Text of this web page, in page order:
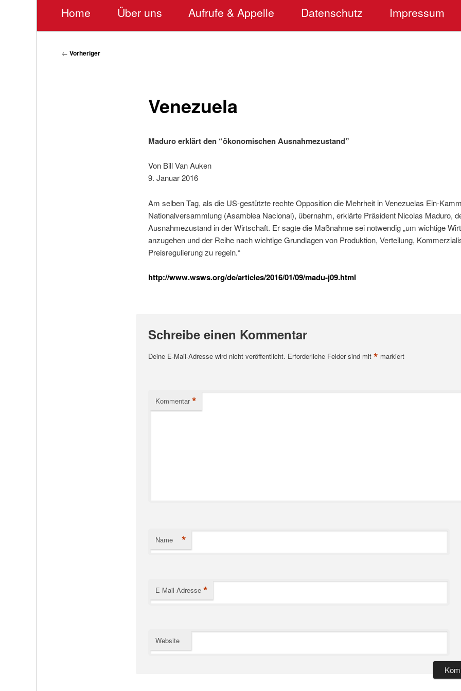
Home Über uns Aufrufe & Appelle Datenschutz Impressum
Beitragsnavigation
← Vorheriger
Venezuela
Maduro erklärt den “ökonomischen Ausnahmezustand”
Von Bill Van Auken
9. Januar 2016
Am selben Tag, als die US-gestützte rechte Opposition die Mehrheit in Venezuelas Ein-
Nationalversammlung (Asamblea Nacional), übernahm, erklärte Präsident Nicolas Maduro,
Ausnahmezustand in der Wirtschaft. Er sagte die Maßnahme sei notwendig „um wichtige
anzugehen und der Reihe nach wichtige Grundlagen von Produktion, Verteilung,
Preisregulierung zu regeln.“
http://www.wsws.org/de/articles/2016/01/09/madu-j09.html
Schreibe einen Kommentar
Deine E-Mail-Adresse wird nicht veröffentlicht. Erforderliche Felder sind mit * markiert
Kommentar *
Name *
E-Mail-Adresse *
Website